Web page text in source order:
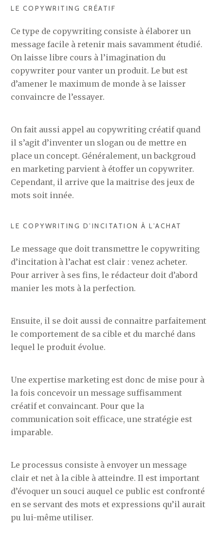
LE COPYWRITING CRÉATIF
Ce type de copywriting consiste à élaborer un
message facile à retenir mais savamment étudié.
On laisse libre cours à l’imagination du
copywriter pour vanter un produit. Le but est
d’amener le maximum de monde à se laisser
convaincre de l’essayer.
On fait aussi appel au copywriting créatif quand
il s’agit d’inventer un slogan ou de mettre en
place un concept. Généralement, un backgroud
en marketing parvient à étoffer un copywriter.
Cependant, il arrive que la maitrise des jeux de
mots soit innée.
LE COPYWRITING D’INCITATION À L’ACHAT
Le message que doit transmettre le copywriting
d’incitation à l’achat est clair : venez acheter.
Pour arriver à ses fins, le rédacteur doit d’abord
manier les mots à la perfection.
Ensuite, il se doit aussi de connaitre parfaitement
le comportement de sa cible et du marché dans
lequel le produit évolue.
Une expertise marketing est donc de mise pour à
la fois concevoir un message suffisamment
créatif et convaincant. Pour que la
communication soit efficace, une stratégie est
imparable.
Le processus consiste à envoyer un message
clair et net à la cible à atteindre. Il est important
d’évoquer un souci auquel ce public est confronté
en se servant des mots et expressions qu’il aurait
pu lui-même utiliser.